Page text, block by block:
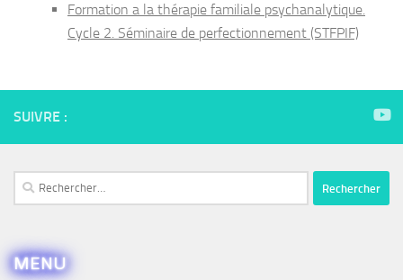
Formation a la thérapie familiale psychanalytique.
Cycle 2. Séminaire de perfectionnement (STFPIF)
SUIVRE :
Rechercher :
MENU